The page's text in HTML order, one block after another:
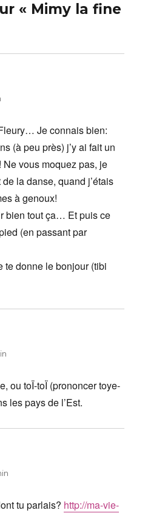
« Mimy la fine
Je connais bien:
(à peu près) j’y ai fait un
vous moquez pas, je
la danse, quand j’étais
à genoux!
bien tout ça… Et puis ce
(en passant par
te donne le bonjour (tibi
ou toÏ-toÏ (prononcer toye-
les pays de l’Est.
tu parlais? http://ma-vie-